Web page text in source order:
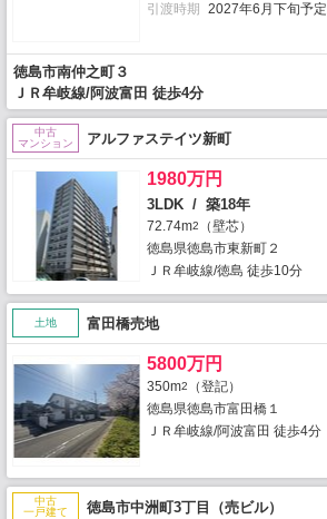
引渡時期
2027年6月下旬予定
徳島市南仲之町３
ＪＲ牟岐線/阿波富田 徒歩4分
中古
マンション
アルファステイツ新町
1980万円
3LDK / 築18年
72.74m2
（壁芯）
徳島県徳島市東新町２
ＪＲ牟岐線/徳島 徒歩10分
土地 富田橋売地
5800万円
350m2
（登記）
徳島県徳島市富田橋１
ＪＲ牟岐線/阿波富田 徒歩4分
中古
一戸建て
徳島市中洲町3丁目（売ビル）